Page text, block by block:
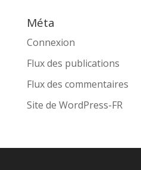
Méta
Connexion
Flux des publications
Flux des commentaires
Site de WordPress-FR